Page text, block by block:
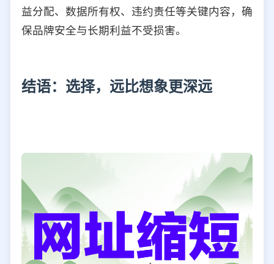
益分配、数据所有权、违约责任等关键内容，确
保品牌安全与长期利益不受损害。
结语：选择，远比想象更深远